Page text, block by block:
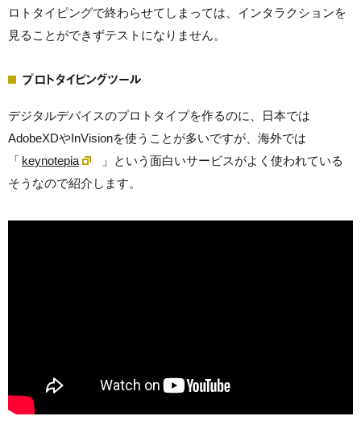
ロトタイピングで終わらせてしまっては、インタラクションを
見ることができずテストになりません。
プロトタイピングツール
デジタルデバイスのプロトタイプを作るのに、日本では
AdobeXDやInVisionを使うことが多いですが、海外では
「 keynotepia
」という面白いサービスがよく使われている
そうなので紹介します。